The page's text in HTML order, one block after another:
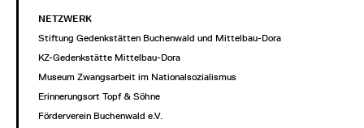
NETZWERK
Stiftung Gedenkstätten Buchenwald und Mittelbau-Dora
KZ-Gedenkstätte Mittelbau-Dora
Museum Zwangsarbeit im Nationalsozialismus
Erinnerungsort Topf & Söhne
Förderverein Buchenwald e.V.